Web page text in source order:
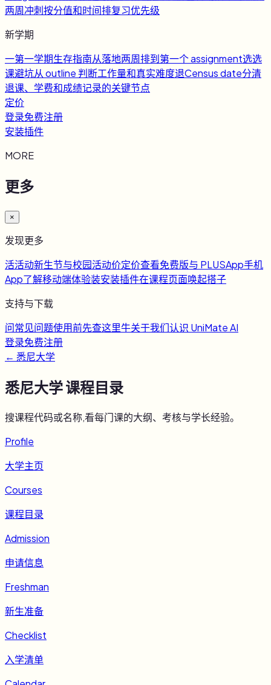
两周冲刺按分值和时间排复习优先级
新学期
一第一学期生存指南从落地两周排到第一个 assignment选选
课避坑从 outline 判断工作量和真实难度退Census date分清
退课、学费和成绩记录的关键节点
定价
登录免费注册
安装插件
MORE
更多
×
发现更多
活活动新生节与校园活动价定价查看免费版与 PLUSApp手机
App了解移动端体验装安装插件在课程页面唤起搭子
支持与下载
问常见问题使用前先查这里牛关于我们认识 UniMate AI
登录免费注册
← 悉尼大学
悉尼大学课程目录
搜课程代码或名称,看每门课的大纲、考核与学长经验。
Profile
大学主页
Courses
课程目录
Admission
申请信息
Freshman
新生准备
Checklist
入学清单